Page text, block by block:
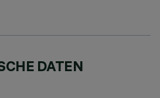
DATEN